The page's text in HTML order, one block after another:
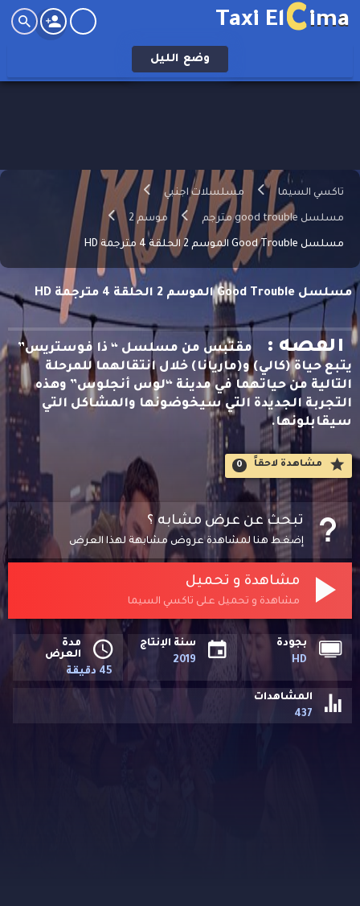
Taxi ElCima
وضع الليل
تاكسي السيما مسلسلات اجنبي
مسلسل good trouble مترجم موسم 2
مسلسل Good Trouble الموسم 2 الحلقة 4 مترجمة HD
مسلسل Good Trouble الموسم 2 الحلقة 4 مترجمة HD
القصه :
مقتبس من مسلسل “ ذا فوستريس”
يتبع حياة (كالي) و(ماريانا) خلال انتقالهما للمرحلة
التالية من حياتهما في مدينة “لوس أنجلوس” وهذه
التجربة الجديدة التي سيخوضونها والمشاكل التي
سيقابلونها.
مشاهدة لاحقاََ 0
تبحث عن عرض مشابه ؟
إضغط هنا لمشاهدة عروض مشابهة لهذا العرض
مشاهدة و تحميل
مشاهدة و تحميل على تاكسي السيما
بجودة
HD
سنة الإنتاج
2019
مدة
العرض
45 دقيقة
المشاهدات
437